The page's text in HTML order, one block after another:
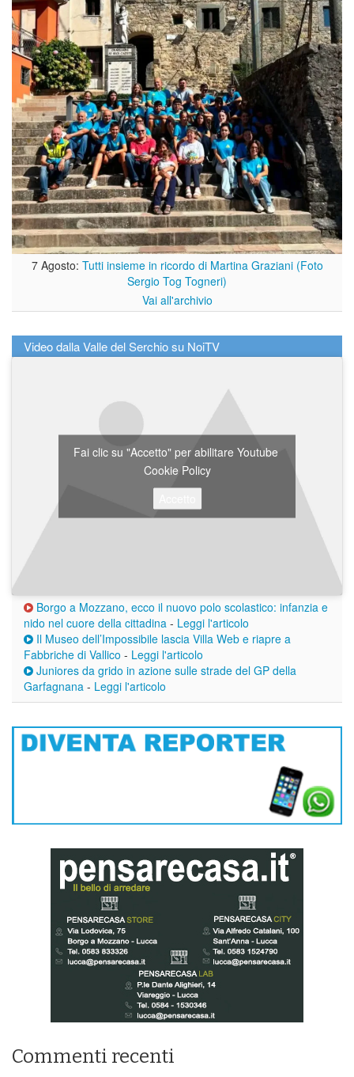
7 Agosto: Tutti insieme in ricordo di Martina Graziani (Foto
Sergio Tog Togneri)
Vai all'archivio
Video dalla Valle del Serchio su NoiTV
Fai clic su "Accetto" per abilitare Youtube
Cookie Policy
Borgo a Mozzano, ecco il nuovo polo scolastico: infanzia e
nido nel cuore della cittadina - Leggi l'articolo
Il Museo dell’Impossibile lascia Villa Web e riapre a
Fabbriche di Vallico - Leggi l'articolo
Juniores da grido in azione sulle strade del GP della
Garfagnana - Leggi l'articolo
Commenti recenti